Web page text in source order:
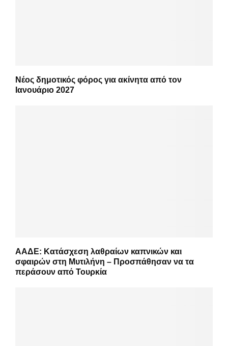
Νέος δημοτικός φόρος για ακίνητα από τον
Ιανουάριο 2027
ΑΑΔΕ: Κατάσχεση λαθραίων καπνικών και
σφαιρών στη Μυτιλήνη – Προσπάθησαν να τα
περάσουν από Τουρκία